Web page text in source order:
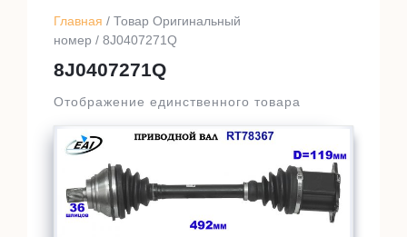
Главная / Товар Оригинальный
номер / 8J0407271Q
8J0407271Q
Отображение единственного товара